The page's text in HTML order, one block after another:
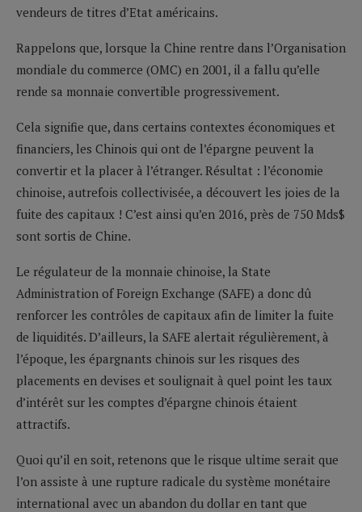
vendeurs de titres d’Etat américains.
Rappelons que, lorsque la Chine rentre dans l’Organisation
mondiale du commerce (OMC) en 2001, il a fallu qu’elle
rende sa monnaie convertible progressivement.
Cela signifie que, dans certains contextes économiques et
financiers, les Chinois qui ont de l’épargne peuvent la
convertir et la placer à l’étranger. Résultat : l’économie
chinoise, autrefois collectivisée, a découvert les joies de la
fuite des capitaux ! C’est ainsi qu’en 2016, près de 750 Mds$
sont sortis de Chine.
Le régulateur de la monnaie chinoise, la State
Administration of Foreign Exchange (SAFE) a donc dû
renforcer les contrôles de capitaux afin de limiter la fuite
de liquidités. D’ailleurs, la SAFE alertait régulièrement, à
l’époque, les épargnants chinois sur les risques des
placements en devises et soulignait à quel point les taux
d’intérêt sur les comptes d’épargne chinois étaient
attractifs.
Quoi qu’il en soit, retenons que le risque ultime serait que
l’on assiste à une rupture radicale du système monétaire
international avec un abandon du dollar en tant que